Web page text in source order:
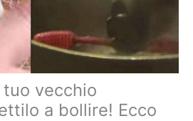
vecchio
a bollire! Ecco